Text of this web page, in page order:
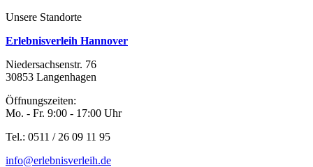
Unsere Standorte
Erlebnisverleih Hannover
Niedersachsenstr. 76
30853 Langenhagen
Öffnungszeiten:
Mo. - Fr. 9:00 - 17:00 Uhr
Tel.: 0511 / 26 09 11 95
info@erlebnisverleih.de